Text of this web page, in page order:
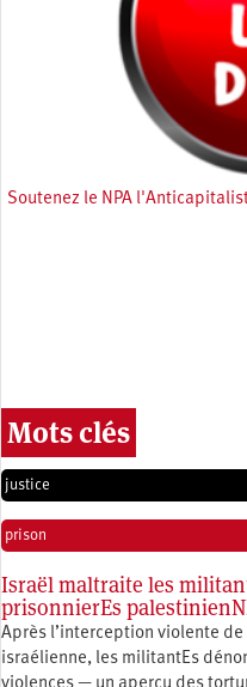
Soutenez le NPA
Mots clés
justice
prison
Israël maltraite les
prisonnierEs
Après l’interception violente
israélienne, les militantEs